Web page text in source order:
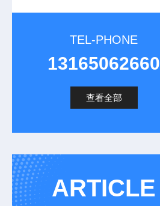
TEL-PHONE
13165062660
查看全部
ARTICLE